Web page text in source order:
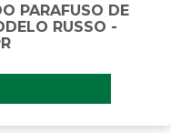
PARAFUSO DE
RUSSO -